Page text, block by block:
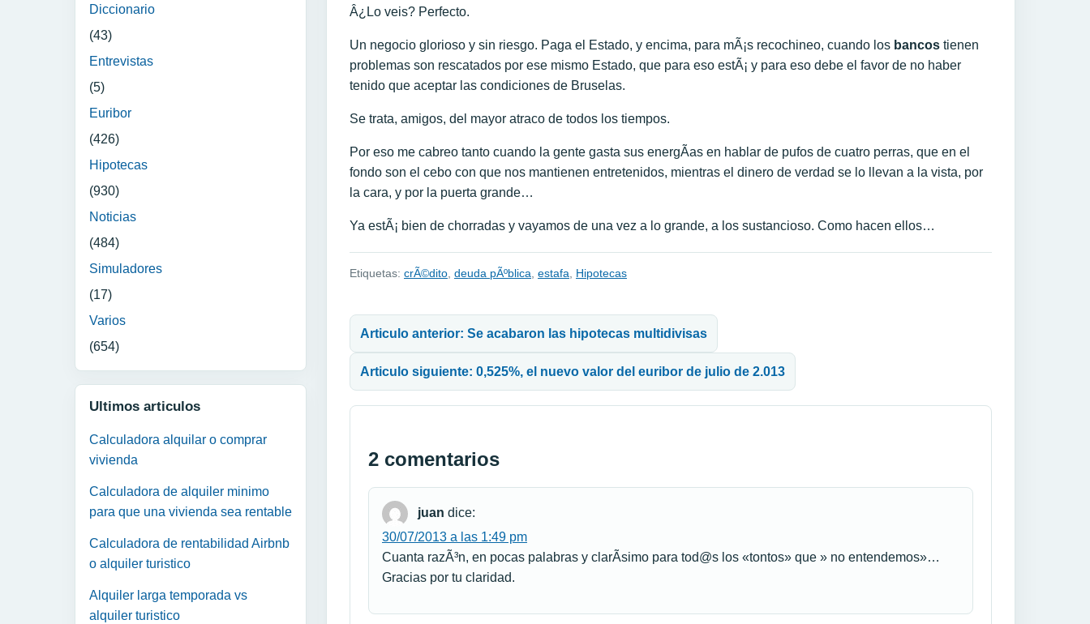
Diccionario
(43)
Entrevistas
(5)
Euribor
(426)
Hipotecas
(930)
Noticias
(484)
Simuladores
(17)
Varios
(654)
Ultimos articulos
Calculadora alquilar o comprar
vivienda
Calculadora de alquiler minimo
para que una vivienda sea rentable
Calculadora de rentabilidad Airbnb
o alquiler turistico
Alquiler larga temporada vs
alquiler turistico
Â¿Lo veis? Perfecto.
Un negocio glorioso y sin riesgo. Paga el Estado, y encima, para mÃ¡s recochineo, cuando los bancos tienen
problemas son rescatados por ese mismo Estado, que para eso estÃ¡ y para eso debe el favor de no haber
tenido que aceptar las condiciones de Bruselas.
Se trata, amigos, del mayor atraco de todos los tiempos.
Por eso me cabreo tanto cuando la gente gasta sus energÃ­as en hablar de pufos de cuatro perras, que en el
fondo son el cebo con que nos mantienen entretenidos, mientras el dinero de verdad se lo llevan a la vista, por
la cara, y por la puerta grande…
Ya estÃ¡ bien de chorradas y vayamos de una vez a lo grande, a los sustancioso. Como hacen ellos…
Etiquetas: crÃ©dito deuda pÃºblica estafa Hipotecas
Articulo anterior: Se acabaron las hipotecas multidivisas
Articulo siguiente: 0,525%, el nuevo valor del euribor de julio de 2.013
2 comentarios
juan dice:
30/07/2013 a las 1:49 pm
Cuanta razÃ³n, en pocas palabras y clarÃ­simo para tod@s los «tontos» que » no entendemos»…
Gracias por tu claridad.